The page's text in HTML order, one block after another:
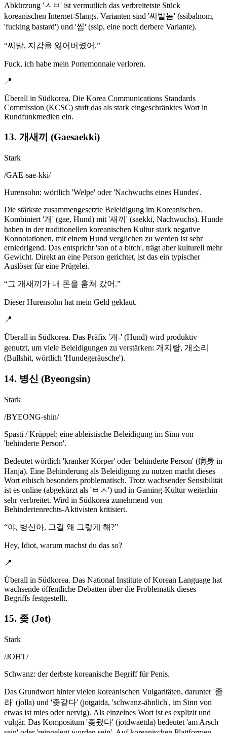
Abkürzung 'ㅅㅂ' ist vermutlich das verbreitetste Stück
koreanischen Internet-Slangs. Varianten sind '씨발놈' (ssibalnom,
'fucking bastard') und '씹' (ssip, eine noch derbere Variante).
“씨발, 지갑을 잃어버렸어.”
Fuck, ich habe mein Portemonnaie verloren.
📍
Überall in Südkorea. Die Korea Communications Standards
Commission (KCSC) stuft das als stark eingeschränktes Wort in
Rundfunkmedien ein.
13. 개새끼 (Gaesaekki)
Stark
/GAE-sae-kki/
Hurensohn: wörtlich 'Welpe' oder 'Nachwuchs eines Hundes'.
Die stärkste zusammengesetzte Beleidigung im Koreanischen.
Kombiniert '개' (gae, Hund) mit '새끼' (saekki, Nachwuchs). Hunde
haben in der traditionellen koreanischen Kultur stark negative
Konnotationen, mit einem Hund verglichen zu werden ist sehr
erniedrigend. Das entspricht 'son of a bitch', trägt aber kulturell mehr
Gewicht. Direkt an eine Person gerichtet, ist das ein typischer
Auslöser für eine Prügelei.
“그 개새끼가 내 돈을 훔쳐 갔어.”
Dieser Hurensohn hat mein Geld geklaut.
📍
Überall in Südkorea. Das Präfix '개-' (Hund) wird produktiv
genutzt, um viele Beleidigungen zu verstärken: 개지랄, 개소리
(Bullshit, wörtlich 'Hundegeräusche').
14. 병신 (Byeongsin)
Stark
/BYEONG-shin/
Spasti / Krüppel: eine ableistische Beleidigung im Sinn von
'behinderte Person'.
Bedeutet wörtlich 'kranker Körper' oder 'behinderte Person' (病身 in
Hanja). Eine Behinderung als Beleidigung zu nutzen macht dieses
Wort ethisch besonders problematisch. Trotz wachsender Sensibilität
ist es online (abgekürzt als 'ㅂㅅ') und in Gaming-Kultur weiterhin
sehr verbreitet. Wird in Südkorea zunehmend von
Behindertenrechts-Aktivisten kritisiert.
“야, 병신아, 그걸 왜 그렇게 해?”
Hey, Idiot, warum machst du das so?
📍
Überall in Südkorea. Das National Institute of Korean Language hat
wachsende öffentliche Debatten über die Problematik dieses
Begriffs festgestellt.
15. 좆 (Jot)
Stark
/JOHT/
Schwanz: der derbste koreanische Begriff für Penis.
Das Grundwort hinter vielen koreanischen Vulgaritäten, darunter '졸
라' (jolla) und '좆같다' (jotgatda, 'schwanz-ähnlich', im Sinn von
etwas ist mies oder nervig). Als einzelnes Wort ist es explizit und
vulgär. Das Kompositum '좆됐다' (jotdwaetda) bedeutet 'am Arsch